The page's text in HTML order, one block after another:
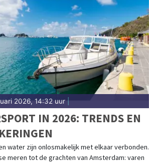
2026, 14:32 uur|
IN 2026: TRENDS EN
water zijn onlosmakelijk met elkaar verbonden.
meren tot de grachten van Amsterdam: varen